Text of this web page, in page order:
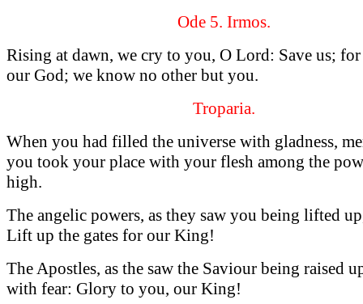
Ode 5. Irmos.
Rising at dawn, we cry to you, O Lord: Save us;
our God; we know no other but you.
Troparia.
When you had filled the universe with gladness,
you took your place with your flesh among the
high.
The angelic powers, as they saw you being lifted
Lift up the gates for our King!
The Apostles, as the saw the Saviour being raised
with fear: Glory to you, our King!